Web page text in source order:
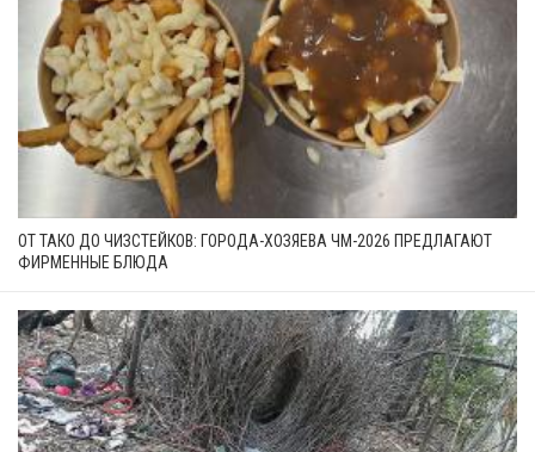
ОТ ТАКО ДО ЧИЗСТЕЙКОВ: ГОРОДА-ХОЗЯЕВА ЧМ-2026 ПРЕДЛАГАЮТ
ФИРМЕННЫЕ БЛЮДА